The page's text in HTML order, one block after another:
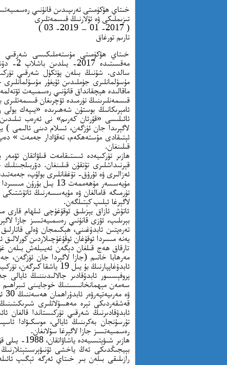
خىتاي ھۆكۈمىتى تەرىپىدىن قانۇنىي
تىزىملىكى ۋە ئۇلارنىڭ قىسمەتلىرى
( 2017- 01 — 2019- 03 )
تارىم تورغاق
خىتاي ھۆكۈمىتى مۇستەملىكىسى شەرقىي
سالدى. شۇنىڭ بىلەن پۈتكۈل شەرقىي
مۇسۇلمانلىرى جۈملىدىن ئۇيغۇر
ماقالىدە ھېچقانداق قانۇنىي رەسمىيەت
قىسمەنلىرىنىڭ تۈرمىدە ئۆچرىغان قىسمەتلىرى
ئامېرىكانىڭ بوستۇن شەھىرىدە «يىپەك يولى
ئائىلىسى «قۇرئان كەرىم» نى ئەرەب
لاگېرىدا جان ئۈزگەن، ئسلام دىنى ئالىمى )
قىلىنغان.
ھازىر تۈركىيەدە ئىستىقامەت قىلۋاتقان
قېرنىداشلىرى تۇتقۇن قىلىنغان.
ئەزالىرى ۋە ئۇرۇق- تۇغقانلىرى بولۇپ، جەمەتىدىن جەمئىي 44 كىشى
مۇيەسسەر مۇھەممەت 13
تۈرمىگە قامالغان ۋە مۇيەسسەرنىڭ
لاگېرغا ئېلىپ كېتىلگەن.
ئاتۇش ئازاق يېزىلىق ئوقۇغۇچى ئىلھام قارى
بېرىلىپ، ئۆزى قانۇنىي رەسمىيەتسىز جازا
تەرەپتىن ئابدۇغىنى، ھېكىمجان ۋەلى
يەنە مىسردا ئوقۇغان ئوقۇغۇچىلاردىن كورلالىق
تارقاق ھەج قىلغان دېگەن ئەيىبلەش بىلەن
مەرھابا خانىم (جازا لاگېردا جان ئۈزگەن،
ئابدۇغاپپارنىڭ بۇ يىل 19 ياشقا كىرگەن، تۈركىيەدە ئوقۇپ كەلگەن ئوغلى ئابۇزەر تۇتقۇن قىلىنغان.
پروفېسسور ئابدۇقادىر جالالىدىننىڭ
سەمەن مېھمانخانىسىنىڭ خوجايىنى
قەشقەردىكى تېرە مەھسۇلاتلىرى
ئابدۇقادىرنىڭ شەرقىي تۈركىستاندا قالغان
تۇرسۇنجان بەكرىنىڭ ئايالى، موسكىۋادا
رەسمىيەتسىز جازا لاگېرغا سۇلانغان.
ھازىر
بېيجىڭدىكى ئەڭ ياخشى
رازىلىقى بىلەن بىر خىتاي ئەرگە تېگىپ